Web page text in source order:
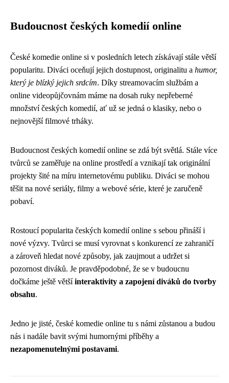
Budoucnost českých komedií online
České komedie online si v posledních letech získávají stále větší
popularitu. Diváci oceňují jejich dostupnost, originalitu a humor,
který je blízký jejich srdcím. Díky streamovacím službám a
online videopůjčovnám máme na dosah ruky nepřeberné
množství českých komedií, ať už se jedná o klasiky, nebo o
nejnovější filmové trháky.
Budoucnost českých komedií online se zdá být světlá. Stále více
tvůrců se zaměřuje na online prostředí a vznikají tak originální
projekty šité na míru internetovému publiku. Diváci se mohou
těšit na nové seriály, filmy a webové série, které je zaručeně
pobaví.
Rostoucí popularita českých komedií online s sebou přináší i
nové výzvy. Tvůrci se musí vyrovnat s konkurencí ze zahraničí
a zároveň hledat nové způsoby, jak zaujmout a udržet si
pozornost diváků. Je pravděpodobné, že se v budoucnu
dočkáme ještě většíinteraktivity a zapojení diváků do tvorby
obsahu.
Jedno je jisté, české komedie online tu s námi zůstanou a budou
nás i nadále bavit svými humornými příběhy a
nezapomenutelnými postavami.